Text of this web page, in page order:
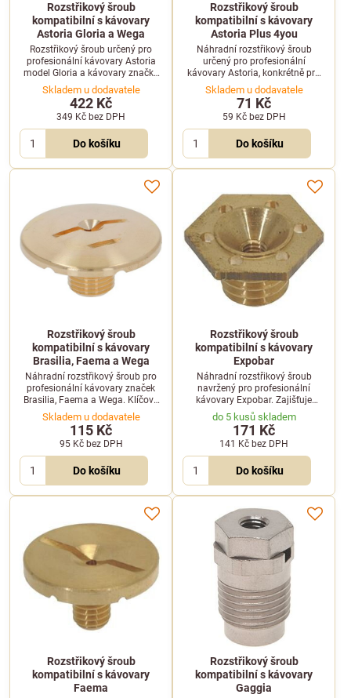
Rozstřikový šroub
kompatibilní s kávovary
Astoria Gloria a Wega
Rozstřikový šroub určený pro
profesionální kávovary Astoria
model Gloria a kávovary značky
Wega.
Skladem u dodavatele
422 Kč
349 Kč bez DPH
Do košíku
Rozstřikový šroub
kompatibilní s kávovary
Astoria Plus 4you
Náhradní rozstřikový šroub
určený pro profesionální
kávovary Astoria, konkrétně pro
model Plus 4you. Zajistí
správnou distribuci vody v hlavě
kávovaru.
Skladem u dodavatele
71 Kč
59 Kč bez DPH
Do košíku
Rozstřikový šroub
kompatibilní s kávovary
Brasilia, Faema a Wega
Náhradní rozstřikový šroub pro
profesionální kávovary značek
Brasilia, Faema a Wega. Klíčový
díl pro optimální distribuci vody
při extrakci.
Skladem u dodavatele
115 Kč
95 Kč bez DPH
Do košíku
Rozstřikový šroub
kompatibilní s kávovary
Expobar
Náhradní rozstřikový šroub
navržený pro profesionální
kávovary Expobar. Zajišťuje
správný rozptyl vody v hlavě
kávovaru pro dokonalou extrakci.
do 5 kusů skladem
171 Kč
141 Kč bez DPH
Do košíku
Rozstřikový šroub
kompatibilní s kávovary
Faema
Rozstřikový šroub
kompatibilní s kávovary
Gaggia